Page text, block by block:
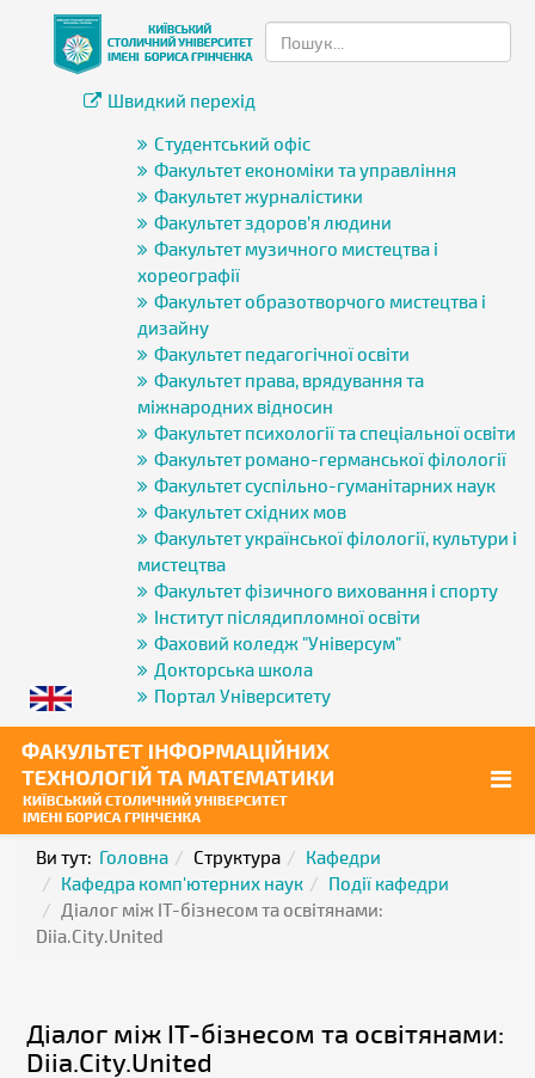
Швидкий перехід
Студентський офіс
Факультет економіки та управління
Факультет журналістики
Факультет здоров’я людини
Факультет музичного мистецтва і
хореографії
Факультет образотворчого мистецтва і
дизайну
Факультет педагогічної освіти
Факультет права, врядування та
міжнародних відносин
Факультет психології та спеціальної освіти
Факультет романо-германської філології
Факультет суспільно-гуманітарних наук
Факультет східних мов
Факультет української філології, культури і
мистецтва
Факультет фізичного виховання і спорту
Інститут післядипломної освіти
Фаховий коледж "Універсум"
Докторська школа
Портал Університету
Ви тут: Головна Структура
Кафедри
Кафедра комп'ютерних наук
Події кафедри
Діалог між IT-бізнесом та освітянами:
Diia.City.United
Діалог між IT-бізнесом та освітянами:
Diia.City.United